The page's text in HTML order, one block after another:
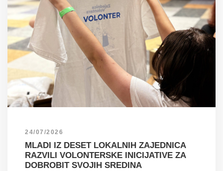
24/07/2026
MLADI IZ DESET LOKALNIH ZAJEDNICA
RAZVILI VOLONTERSKE INICIJATIVE ZA
DOBROBIT SVOJIH SREDINA